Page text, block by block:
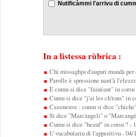
Nutificàmmi l'arrivu di
In a listessa rùbrica :
Chì missaghju d'auguri mandà per
Parolle è spressione nant'à
È cumu si dice "fainéant" in corsu
Cumu si dice "j'ai les ch'tons" in
Cazeneuve : cumu si dice
Si dice "Marcàngeli" o
Cumu si dice "beauf" in corsu ?-
U vucabulariu di l'apperitivu- 04/